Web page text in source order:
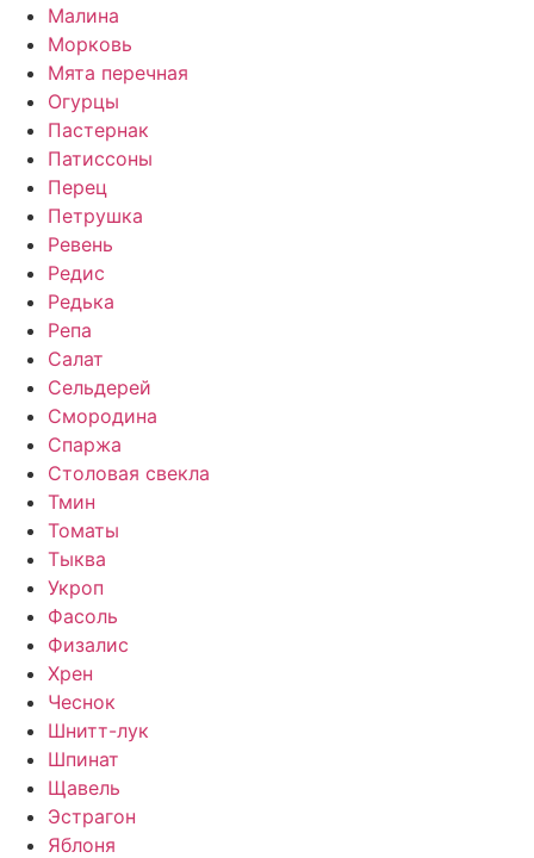
Малина
Морковь
Мята перечная
Огурцы
Пастернак
Патиссоны
Перец
Петрушка
Ревень
Редис
Редька
Репа
Салат
Сельдерей
Смородина
Спаржа
Столовая свекла
Тмин
Томаты
Тыква
Укроп
Фасоль
Физалис
Хрен
Чеснок
Шнитт-лук
Шпинат
Щавель
Эстрагон
Яблоня